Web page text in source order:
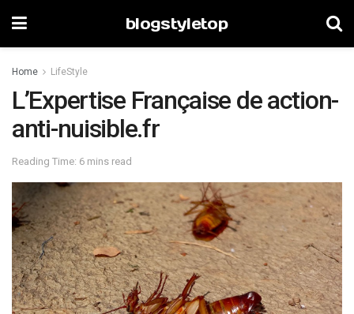
blogstyletop
Home LifeStyle
L’Expertise Française de action-
anti-nuisible.fr
Reading Time: 6 mins read